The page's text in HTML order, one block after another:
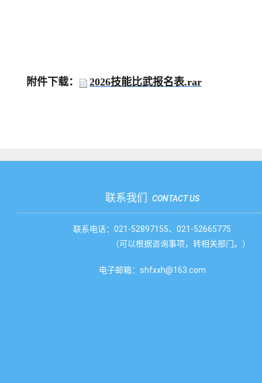
附件下载： 2026技能比武报名表.rar
联系我们 CONTACT US
联系电话：021-52897155、021-52665775
（可以根据咨询事项，转相关部门。）
电子邮箱：shfxxh@163.com